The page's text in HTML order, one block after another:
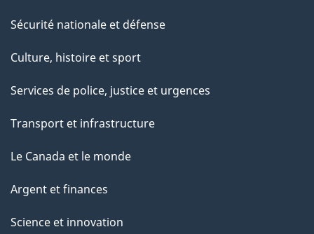
Sécurité nationale et défense
Culture, histoire et sport
Services de police, justice et urgences
Transport et infrastructure
Le Canada et le monde
Argent et finances
Science et innovation